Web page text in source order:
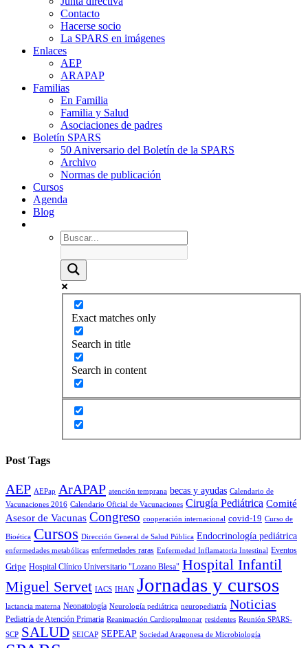
Contacto
Hacerse socio
La SPARS en imágenes
Enlaces
AEP
ARAPAP
Familias
En Familia
Familia y Salud
Asociaciones de padres
Boletín SPARS
50 Aniversario del Boletín de la SPARS
Archivo
Normas de publicación
Cursos
Agenda
Blog
Exact matches only
Search in title
Search in content
Post Tags
AEP AEPap ArAPAP atención temprana becas y ayudas Calendario de
Vacunaciones 2016 Calendario Oficial de Vacunaciones Cirugía Pediátrica Comité
Asesor de Vacunas Congreso cooperación internacional covid-19 Curso de
Bioética Cursos Dirección General de Salud Pública Endocrinología pediátrica
enfermedades metabólicas enfermedades raras Enfermedad Inflamatoria Intestinal Eventos
Gripe Hospital Clínico Universitario "Lozano Blesa" Hospital Infantil
Miguel Servet IACS IHAN Jornadas y cursos
lactancia materna Neonatología Neurología pediátrica neuropediatría Noticias
Pediatría de Atención Primaria Reanimación Cardiopulmonar residentes Reunión SPARS-
SCP SALUD SEICAP SEPEAP Sociedad Aragonesa de Microbiología